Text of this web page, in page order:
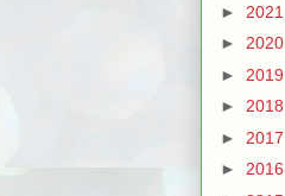
► 2021
► 2020
► 2019
► 2018
► 2017
► 2016